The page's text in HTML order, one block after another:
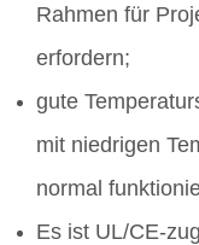
Rahmen für
erfordern;
gute
mit niedrigen
normal
Es ist UL/CE-